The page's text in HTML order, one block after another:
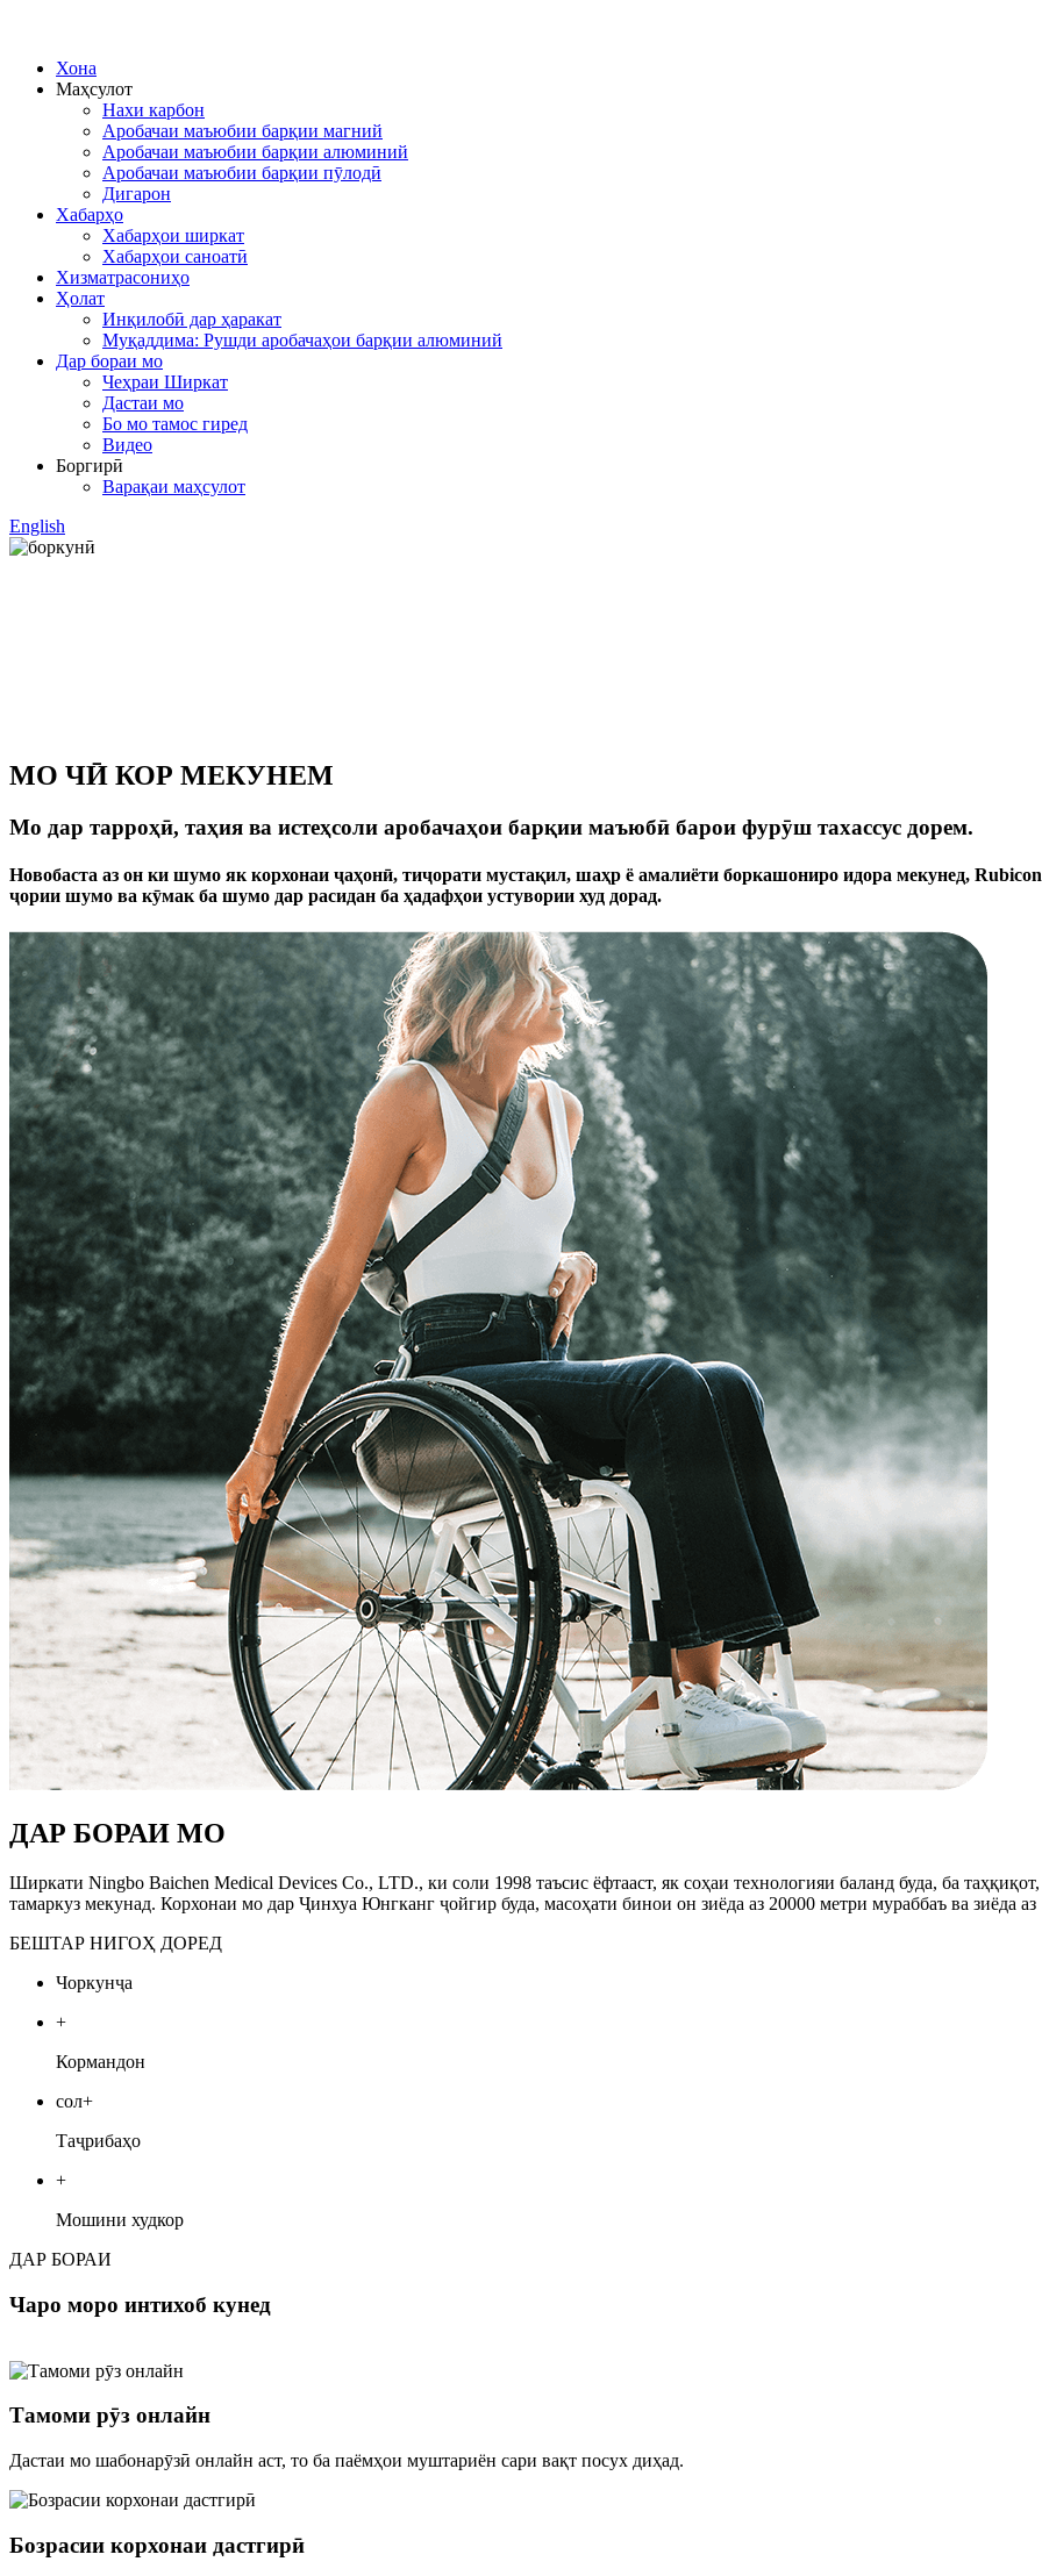
Хона
Маҳсулот
Нахи карбон
Аробачаи маъюбии барқии магний
Аробачаи маъюбии барқии алюминий
Аробачаи маъюбии барқии пӯлодӣ
Дигарон
Хабарҳо
Хабарҳои ширкат
Хабарҳои саноатӣ
Хизматрасониҳо
Ҳолат
Инқилобӣ дар ҳаракат
Муқаддима: Рушди аробачаҳои барқии алюминий
Дар бораи мо
Чеҳраи Ширкат
Дастаи мо
Бо мо тамос гиред
Видео
Боргирӣ
Варақаи маҳсулот
English
МО ЧӢ КОР МЕКУНЕМ
Мо дар тарроҳӣ, таҳия ва истеҳсоли аробачаҳои барқии маъюбӣ барои фурӯш тахассус дорем.
Новобаста аз он ки шумо як корхонаи ҷаҳонӣ, тиҷорати мустақил, шаҳр ё амалиёти боркашониро идора мекунед,
ҷории шумо ва кӯмак ба шумо дар расидан ба ҳадафҳои устувории худ дорад.
ДАР БОРАИ МО
Ширкати Ningbo Baichen Medical Devices Co., LTD., ки соли 1998 таъсис ёфтааст, як соҳаи технологияи баланд буда, ба
тамаркуз мекунад. Корхонаи мо дар Ҷинхуа Юнгканг ҷойгир буда, масоҳати бинои он зиёда аз 20000 метри мураббаъ ва зиёда
БЕШТАР НИГОҲ ДОРЕД
Чоркунҷа
+
Кормандон
сол+
Таҷрибаҳо
+
Мошини худкор
ДАР БОРАИ
Чаро моро интихоб кунед
Тамоми рӯз онлайн
Дастаи мо шабонарӯзӣ онлайн аст, то ба паёмҳои муштариён сари вақт посух диҳад.
Бозрасии корхонаи дастгирӣ